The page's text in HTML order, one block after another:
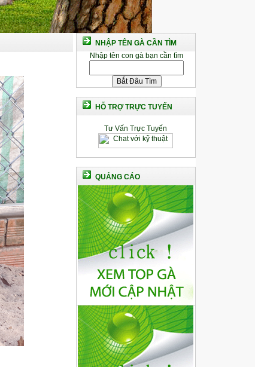
NHẬP TÊN GÀ CẦN TÌM
Nhập tên con gà bạn cần tìm
HỖ TRỢ TRỰC TUYẾN
Tư Vấn Trực Tuyến
QUẢNG CÁO